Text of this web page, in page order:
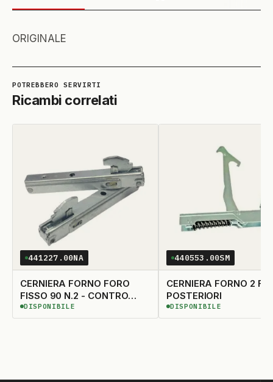
ORIGINALE
Ricambi correlati
441227.00NA
CERNIERA FORNO FORO
FISSO 90 N.2 - CONTRO
CERNIERA 441224
DISPONIBILE
DISPONIBILE
440553.00SM
CERNIERA FORNO 2
POSTERIORI
DISPONIBILE
DISPONIBILE